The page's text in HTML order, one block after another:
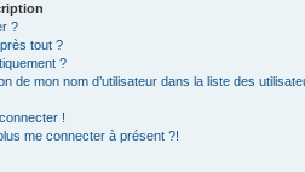
?
tout ?
?
de mon nom d’utilisateur dans la liste des
!
me connecter à présent ?!